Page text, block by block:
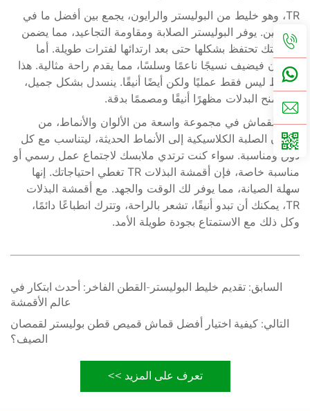
TR، وهو خليط من البوليستر والرايون، يجمع بين أفضل ما في
العالمين. يوفر البوليستر الصلابة ومقاومة التجاعيد، مما يضمن
أن بدلتك تحتفظ بشكلها حتى بعد ارتدائها لفترات طويلة. أما
الرايون فيضيف نسيجًا ناعمًا وسلسًا، مما يقدم راحة مثالية. هذا
الخليط ليس فقط عمليًا ولكن أيضًا أنيقًا. ينسدل بشكل جميل،
مما يمنح البدلات مظهرًا أنيقًا ومصممًا بدقة.
يأتي القماش في مجموعة واسعة من الألوان والأنماط، من
الألوان الصلبة الكلاسيكية إلى الأنماط الحديثة، ليتناسب مع كل
ذوق ومناسبة. سواء كنت ترتدي ملابسك لاجتماع عمل رسمي أو
مناسبة خاصة، فإن أقمشة البذلات TR تغطي احتياجاتك. إنها
سهلة الصيانة، مما يوفر لك الوقت والجهد. مع أقمشة البذلات
TR، يمكنك أن تبدو أنيقًا، تشعر بالراحة، وتترك انطباعًا دائمًا،
وكل ذلك مع الاستمتاع بجودة طويلة الأمد.
السابق: تقديم خليط البوليستر-القطن الفاخر: أحدث ابتكار في
عالم الأقمشة
التالي: كيفية اختيار أفضل قماش قميص قطن بوليستر لقمصان
الصيف؟
تعرف على المزيد >>